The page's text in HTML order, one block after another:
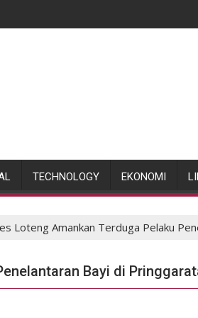
TECHNOLOGY EKONOMI
Loteng Amankan Terduga Pelaku
Bayi di